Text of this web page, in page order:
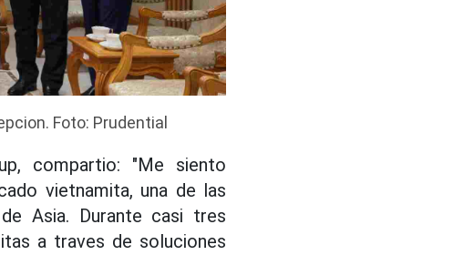
Foto: Prudential
compartio: "Me siento
vietnamita, una de las
Asia. Durante casi tres
a traves de soluciones